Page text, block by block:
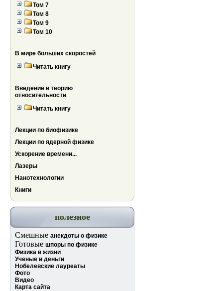
Том 7
Том 8
Том 9
Том 10
В мире больших скоростей
Читать книгу
Введение в теорию
относительности
Читать книгу
Лекции по биофизике
Лекции по ядерной физике
Ускорение времени...
Лазеры
Нанотехнологии
Книги
полезное
Смешные анекдоты о физике
Готовые шпоры по физике
Физика в жизни
Ученые и деньги
Нобелевские лауреаты
Фото
Видео
Карта сайта